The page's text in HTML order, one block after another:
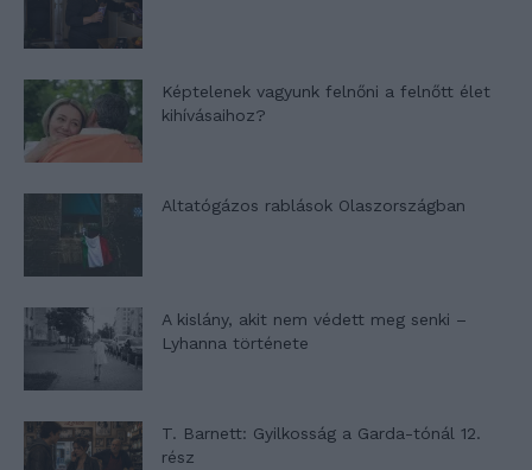
Képtelenek vagyunk felnőni a felnőtt élet
kihívásaihoz?
Altatógázos rablások Olaszországban
A kislány, akit nem védett meg senki –
Lyhanna története
T. Barnett: Gyilkosság a Garda-tónál 12.
rész